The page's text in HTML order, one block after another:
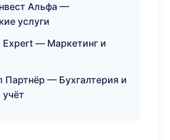
Альфа —
услуги
— Маркетинг и
Партнёр — Бухгалтерия и